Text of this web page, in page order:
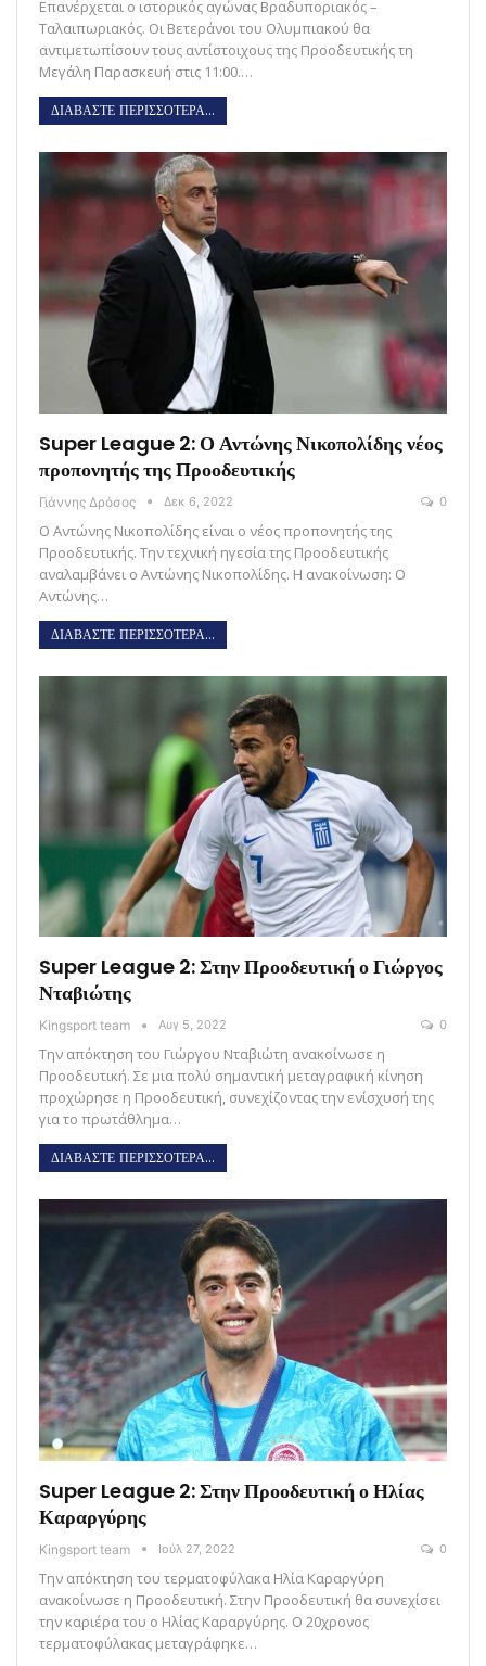
Επανέρχεται ο ιστορικός αγώνας Βραδυποριακός –
Ταλαιπωριακός. Οι Βετεράνοι του Ολυμπιακού θα
αντιμετωπίσουν τους αντίστοιχους της Προοδευτικής τη
Μεγάλη Παρασκευή στις 11:00.…
ΔΙΑΒΑΣΤΕ ΠΕΡΙΣΣΟΤΕΡΑ...
Super League 2: Ο Αντώνης Νικοπολίδης νέος
προπονητής της Προοδευτικής
Γιάννης Δρόσος Δεκ 6, 2022 0
Ο Αντώνης Νικοπολίδης είναι ο νέος προπονητής της
Προοδευτικής. Την τεχνική ηγεσία της Προοδευτικής
αναλαμβάνει ο Αντώνης Νικοπολίδης. Η ανακοίνωση: Ο
Αντώνης…
ΔΙΑΒΑΣΤΕ ΠΕΡΙΣΣΟΤΕΡΑ...
Super League 2: Στην Προοδευτική ο Γιώργος
Νταβιώτης
Kingsport team Αυγ 5, 2022 0
Την απόκτηση του Γιώργου Νταβιώτη ανακοίνωσε η
Προοδευτική. Σε μια πολύ σημαντική μεταγραφική κίνηση
προχώρησε η Προοδευτική, συνεχίζοντας την ενίσχυσή της
για το πρωτάθλημα…
ΔΙΑΒΑΣΤΕ ΠΕΡΙΣΣΟΤΕΡΑ...
Super League 2: Στην Προοδευτική ο Ηλίας
Καραργύρης
Kingsport team Ιούλ 27, 2022 0
Την απόκτηση του τερματοφύλακα Ηλία Καραργύρη
ανακοίνωσε η Προοδευτική. Στην Προοδευτική θα συνεχίσει
την καριέρα του ο Ηλίας Καραργύρης. Ο 20χρονος
τερματοφύλακας μεταγράφηκε…